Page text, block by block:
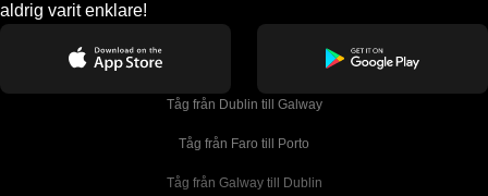
aldrig varit enklare!
Tåg från Dublin till Galway
Tåg från Faro till Porto
Tåg från Galway till Dublin